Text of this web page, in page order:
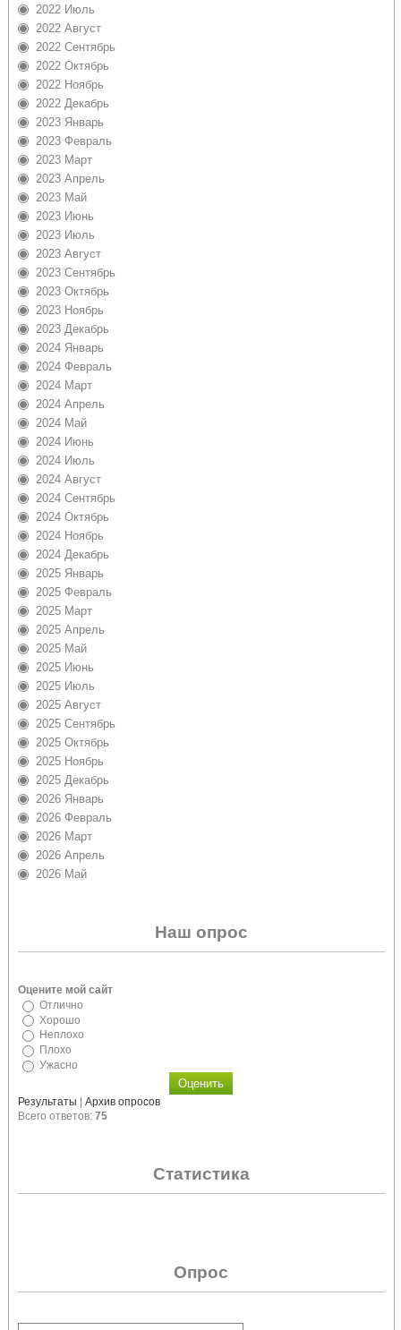
2022 Июль
2022 Август
2022 Сентябрь
2022 Октябрь
2022 Ноябрь
2022 Декабрь
2023 Январь
2023 Февраль
2023 Март
2023 Апрель
2023 Май
2023 Июнь
2023 Июль
2023 Август
2023 Сентябрь
2023 Октябрь
2023 Ноябрь
2023 Декабрь
2024 Январь
2024 Февраль
2024 Март
2024 Апрель
2024 Май
2024 Июнь
2024 Июль
2024 Август
2024 Сентябрь
2024 Октябрь
2024 Ноябрь
2024 Декабрь
2025 Январь
2025 Февраль
2025 Март
2025 Апрель
2025 Май
2025 Июнь
2025 Июль
2025 Август
2025 Сентябрь
2025 Октябрь
2025 Ноябрь
2025 Декабрь
2026 Январь
2026 Февраль
2026 Март
2026 Апрель
2026 Май
Наш опрос
Оцените мой сайт
Отлично
Хорошо
Неплохо
Плохо
Ужасно
Результаты | Архив опросов
Всего ответов: 75
Статистика
Опрос